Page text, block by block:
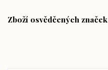
Zboží osvědčených značek